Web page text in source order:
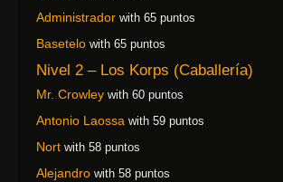
Administrador with 65 puntos
Basetelo with 65 puntos
Nivel 2 – Los Korps (Caballería)
Mr. Crowley with 60 puntos
Antonio Laossa with 59 puntos
Nort with 58 puntos
Alejandro with 58 puntos